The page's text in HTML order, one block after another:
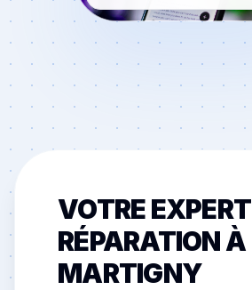
VOTRE EXPERT
RÉPARATION À
MARTIGNY